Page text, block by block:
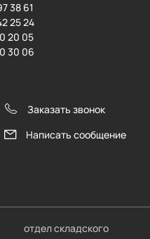
38 61
25 24
20 05
30 06
Заказать звонок
Написать сообщение
отдел складского